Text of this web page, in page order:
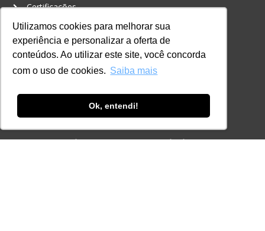
Utilizamos cookies para melhorar sua
experiência e personalizar a oferta de
conteúdos. Ao utilizar este site, você concorda
com o uso de cookies. Saiba mais
Ok, entendi!
Certificações
CONTATO
+55 11 3259-2837
+55 11 98924-8322
Ferramenta Antifraude
Consulte aqui o cadastro da Instituição no